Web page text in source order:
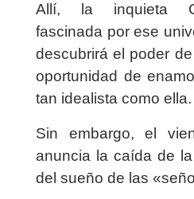
Allí, la inquieta
fascinada por ese
descubrirá el poder
oportunidad de
tan idealista como ella.
Sin embargo, el
anuncia la caída de
del sueño de las